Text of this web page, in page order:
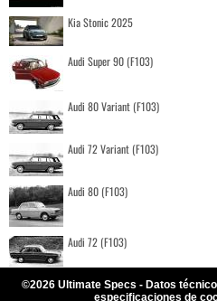
Kia Stonic 2025
Audi Super 90 (F103)
Audi 80 Variant (F103)
Audi 72 Variant (F103)
Audi 80 (F103)
Audi 72 (F103)
©2026 Ultimate Specs - Datos
especificaciones de